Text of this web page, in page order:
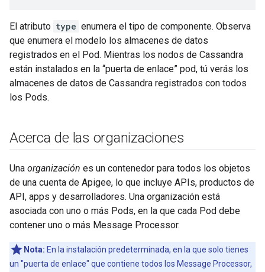
El atributo type enumera el tipo de componente. Observa
que enumera el modelo los almacenes de datos
registrados en el Pod. Mientras los nodos de Cassandra
están instalados en la “puerta de enlace” pod, tú verás los
almacenes de datos de Cassandra registrados con todos
los Pods.
Acerca de las organizaciones
Una organización es un contenedor para todos los objetos
de una cuenta de Apigee, lo que incluye APIs, productos de
API, apps y desarrolladores. Una organización está
asociada con uno o más Pods, en la que cada Pod debe
contener uno o más Message Processor.
Nota: En la instalación predeterminada, en la que solo tienes
un "puerta de enlace" que contiene todos los Message Processor,